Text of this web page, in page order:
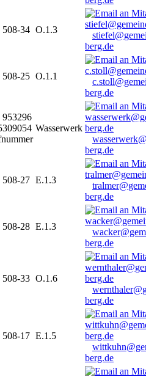
508-34 O.1.3
berg.de
508-25 O.1.1
berg.de
953296
Wasserwerk
berg.de
508-27 E.1.3
berg.de
508-28 E.1.3
berg.de
508-33 O.1.6
berg.de
508-17 E.1.5
berg.de